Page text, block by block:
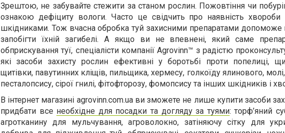
Зрештою, не забувайте стежити за станом рослин. Пожовтіння чи
ознакою дефіциту вологи. Часто це свідчить про наявність
шкідниками. Тож вчасна обробка туй захисними препаратами допоможе
запобігти їхній загибелі. А якщо ви не впевнені, який саме
обприскування туї, спеціалісти компанії Agrovinn™ з радістю
які засоби захисту рослин ефективні у боротьбі проти попелиці,
щитівки, павутинних кліщів, пильщика, хермесу, голкоїду ялинового, молі,
песталопсису, сірої гнилі, фітофторозу, фомопсису та інших шкідників і
В інтернет магазині agrovinn.com.ua ви зможете не лише купити засоби
придбати все необхідне для посадки та догляду за туями: торф’яний
агротканину для мульчування, агроволокно, затіняючу сітку для